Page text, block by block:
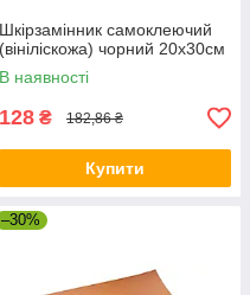
Шкірзамінник самоклеючий
(вініліскожа) чорний 20х30см
В наявності
128 ₴ 182,86 ₴
Купити
–30%